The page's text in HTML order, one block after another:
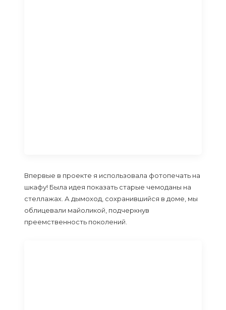
Впервые в проекте я использовала фотопечать на
шкафу! Была идея показать старые чемоданы на
стеллажах. А дымоход, сохранившийся в доме, мы
облицевали майоликой, подчеркнув
преемственность поколений.